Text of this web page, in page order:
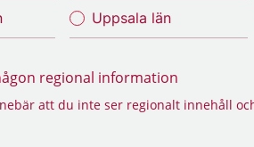
Uppsala län
regional information
att du inte ser regionalt innehåll